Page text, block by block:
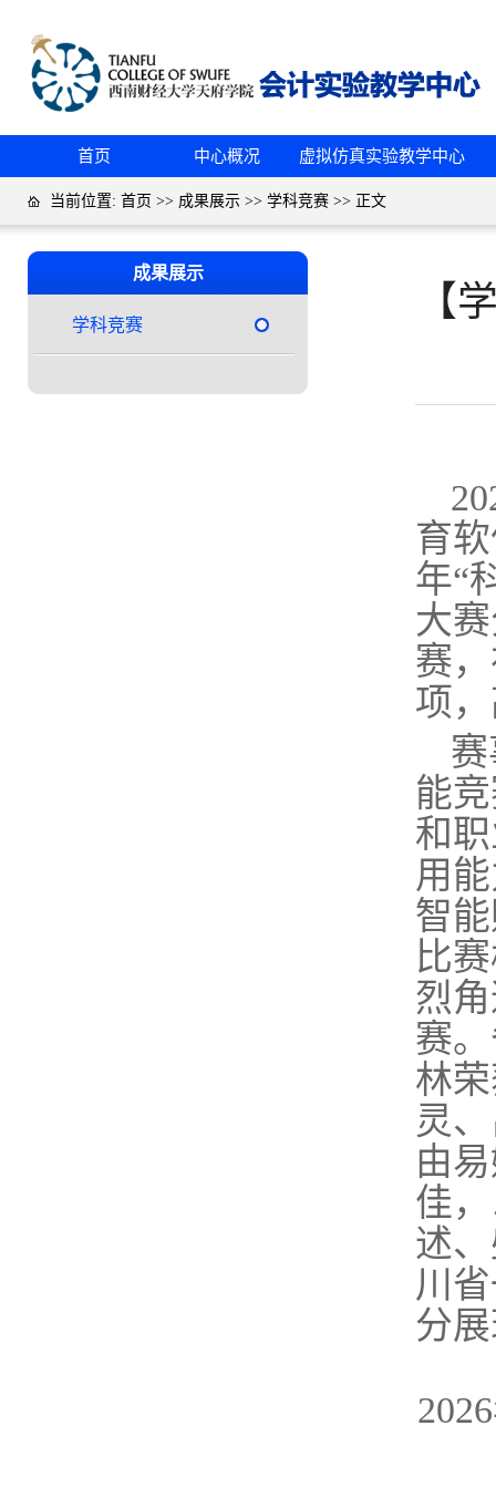
首页 中心概况 虚拟仿真实验教学中心
当前位置: 首页 >> 成果展示 >> 学科竞赛 >> 正文
成果展示
学科竞赛
【
育
年“
大
赛
项
能
和
用
智
比
烈
赛
林
灵
由
佳
述
川
分